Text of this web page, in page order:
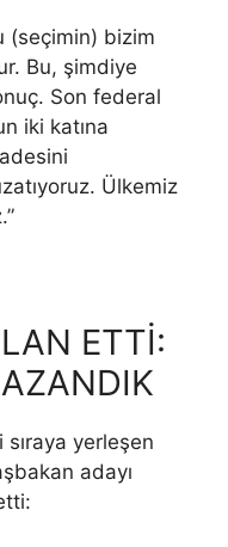
(seçimin) bizim
Bu, şimdiye
Son federal
iki katına
Ülkemiz
ETTİ:
yerleşen
adayı